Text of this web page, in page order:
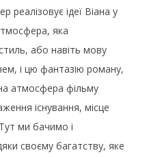
реалізовує ідеї Віана у
яка
або навіть мову
і цю фантазію роману,
атмосфера фільму
існування, місце
ми бачимо і
своєму багатству, яке